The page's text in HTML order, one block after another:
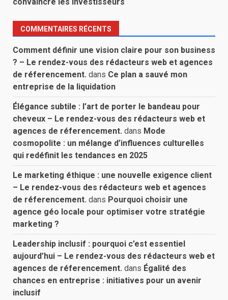
COMMENTAIRES RÉCENTS
Comment définir une vision claire pour son business
? – Le rendez-vous des rédacteurs web et agences
de réferencement. dans Ce plan a sauvé mon
entreprise de la liquidation
Élégance subtile : l’art de porter le bandeau pour
cheveux – Le rendez-vous des rédacteurs web et
agences de réferencement. dans Mode
cosmopolite : un mélange d’influences culturelles
qui redéfinit les tendances en 2025
Le marketing éthique : une nouvelle exigence client
– Le rendez-vous des rédacteurs web et agences
de réferencement. dans Pourquoi choisir une
agence géo locale pour optimiser votre stratégie
marketing ?
Leadership inclusif : pourquoi c’est essentiel
aujourd’hui – Le rendez-vous des rédacteurs web et
agences de réferencement. dans Égalité des
chances en entreprise : initiatives pour un avenir
inclusif